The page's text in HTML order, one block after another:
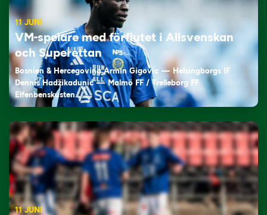
11 JUNI
VM-spelare med förflutet i Allsvenskan
och Superettan
Bosnien & Hercegovina Armin Gigovic — Helsingborgs IF
Dennis Hadžikadunić — Malmö FF / Trelleborg FF
Elfenbenskusten…
11 JUNI